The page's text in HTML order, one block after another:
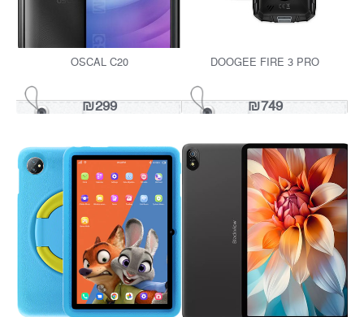
DOOGEE BLADE 20 MAX
₪1499
DOOGEE BLADE 20 PLAY 256GB
דור 5
₪1499